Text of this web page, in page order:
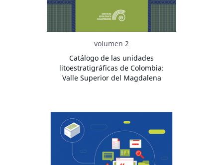
volumen 2
Catálogo de las unidades
litoestratigráficas de Colombia:
Valle Superior del Magdalena